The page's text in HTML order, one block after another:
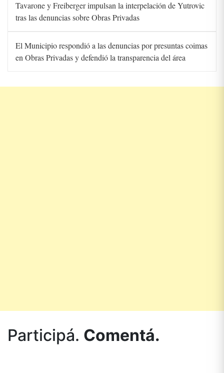
Tavarone y Freiberger impulsan la interpelación de Yutrovic
tras las denuncias sobre Obras Privadas
El Municipio respondió a las denuncias por presuntas coimas
en Obras Privadas y defendió la transparencia del área
Participá. Comentá.